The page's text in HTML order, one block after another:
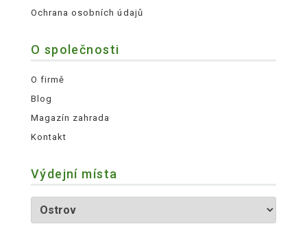
Ochrana osobních údajů
O společnosti
O firmě
Blog
Magazín zahrada
Kontakt
Výdejní místa